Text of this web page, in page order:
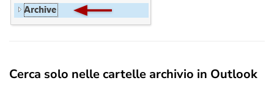
Cerca solo nelle cartelle archivio in Outlook